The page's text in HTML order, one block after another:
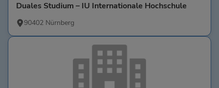
Duales Studium – IU Internationale Hochschule
90402 Nürnberg